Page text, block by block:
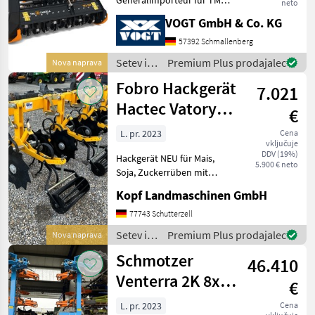
Nova naprava
neto
CANCELA in Deutschland &
Österreich = Große Auswahl
an TMC Forstmulchern,
Forstfräsen &
Steinbrechern für Schlep
VOGT GmbH & Co. KG
57392 Schmallenberg
Setev in
nega /
TMC
Cancela
Premium Plus prodajalec
Nova naprava
Fobro Hackgerät
Hactec Vatory
NEU 4 / 5 / 6 / 7
7.021
€
Cena
vključuje
DDV (19%)
5.900 € neto
L. pr. 2023
Hackgerät NEU für Mais,
Soja, Zuckerrüben mit
Nr. 13576) 4-reihig, 5-reihig,
6-reihig, und 7-reihig
möglich Elemente
Parallelogramm, jedes
Kopf Landmaschinen GmbH
77743 Schutterzell
Setev in
nega /
Fobro
Premium Plus prodajalec
Schmotzer
Venterra 2K 8x75
KPP-LSC AV5
46.410
€
Cena
L. pr. 2023